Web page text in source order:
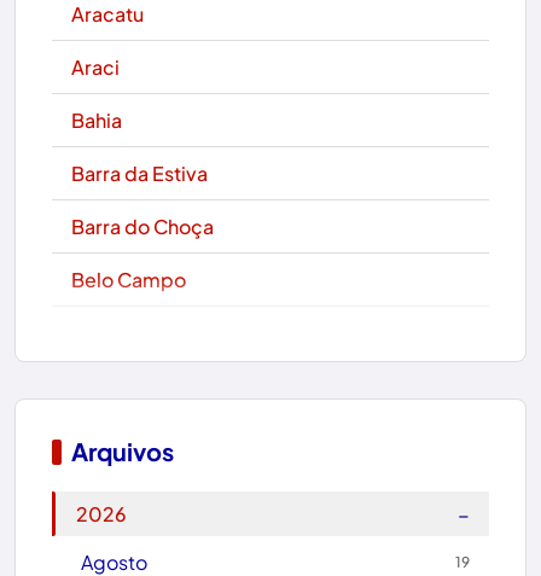
Aracatu
Araci
Bahia
Barra da Estiva
Barra do Choça
Belo Campo
Boquira
Arquivos
2026
−
Agosto
19